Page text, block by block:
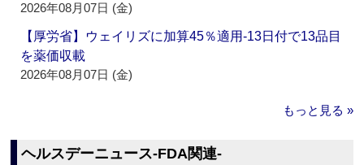
2026年08月07日 (金)
【厚労省】ウェイリズに加算45％適用‐13日付で13品目
を薬価収載
2026年08月07日 (金)
もっと見る »
ヘルスデーニュース‐FDA関連‐